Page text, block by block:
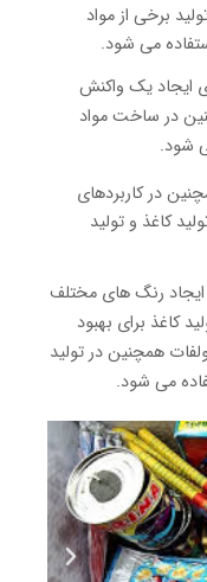
برخی از مواد
می شود.
ایجاد یک واکنش
در ساخت مواد
شود.
در کاربردهای
کاغذ و تولید
ایجاد رنگ های مختلف
کاغذ برای بهبود
همچنین در تولید
می شود.